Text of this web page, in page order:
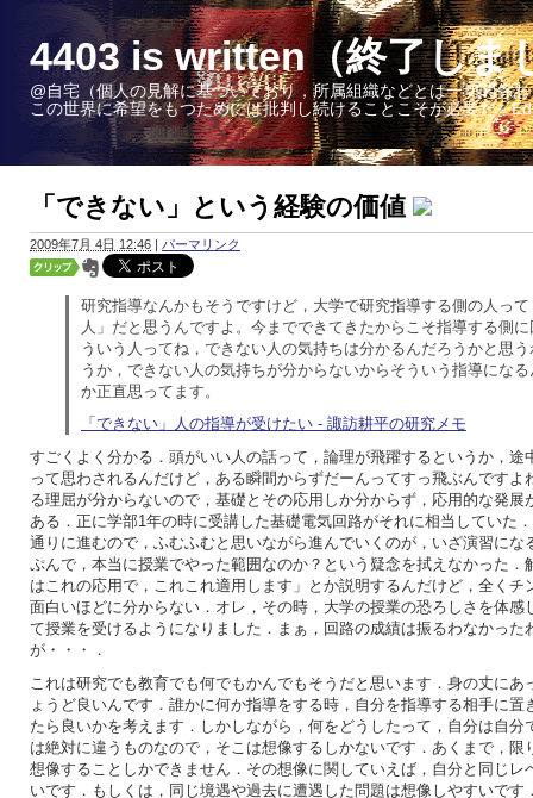
4403 is written（終了しま
@自宅（個人の見解に基づいており，所属組織などとは一切関係
この世界に希望をもつためには批判し続けることこそが必要だ -
「できない」という経験の価値
2009年7月 4日 12:46 | パーマリンク
研究指導なんかもそうですけど，大学で研究指導する側の人っ
人」だと思うんですよ。今までできてきたからこそ指導する側
ういう人ってね，できない人の気持ちは分かるんだろうかと思
うか，できない人の気持ちが分からないからそういう指導にな
か正直思ってます。
「できない」人の指導が受けたい - 諏訪耕平の研究メモ
すごくよく分かる．頭がいい人の話って，論理が飛躍するというか，途
って思わされるんだけど，ある瞬間からずだーんってすっ飛ぶんですよ
る理屈が分からないので，基礎とその応用しか分からず，応用的な発展
ある．正に学部1年の時に受講した基礎電気回路がそれに相当していた
通りに進むので，ふむふむと思いながら進んでいくのが，いざ演習にな
ぷんで，本当に授業でやった範囲なのか？という疑念を拭えなかった．
はこれの応用で，これこれ適用します」とか説明するんだけど，全くチ
面白いほどに分からない．オレ，その時，大学の授業の恐ろしさを体感
て授業を受けるようになりました．まぁ，回路の成績は振るわなかった
が・・・．
これは研究でも教育でも何でもかんでもそうだと思います．身の丈にあ
ょうど良いんです．誰かに何か指導をする時，自分を指導する相手に置
たら良いかを考えます．しかしながら，何をどうしたって，自分は自分
は絶対に違うものなので，そこは想像するしかないです．あくまで，限
想像することしかできません．その想像に関していえば，自分と同じレ
いです．もしくは，同じ境遇や過去に遭遇した問題は想像しやすいです